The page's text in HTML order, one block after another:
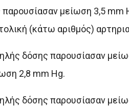
παρουσίασαν μείωση 3,5
(κάτω αριθμός)
δόσης παρουσίασαν
2,8 mm Hg.
δόσης παρουσίασαν